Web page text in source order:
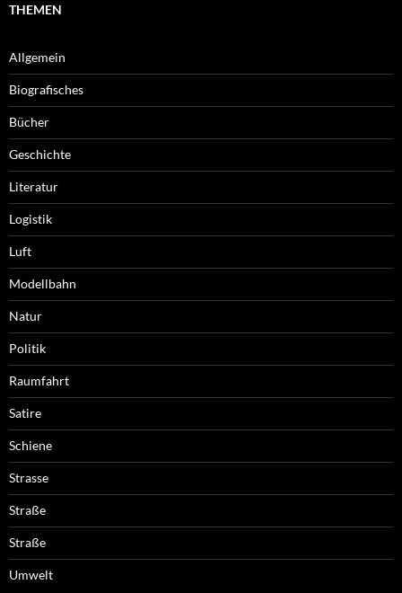
THEMEN
Allgemein
Biografisches
Bücher
Geschichte
Literatur
Logistik
Luft
Modellbahn
Natur
Politik
Raumfahrt
Satire
Schiene
Strasse
Straße
Straße
Umwelt